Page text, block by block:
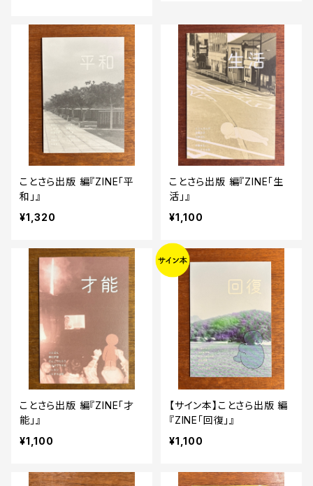
ことさら出版 編『ZINE「平
和」』
¥1,320
ことさら出版 編『ZINE「生
活」』
¥1,100
ことさら出版 編『ZINE「才
能」』
¥1,100
【サイン本】ことさら出版 編
『ZINE「回復」』
¥1,100